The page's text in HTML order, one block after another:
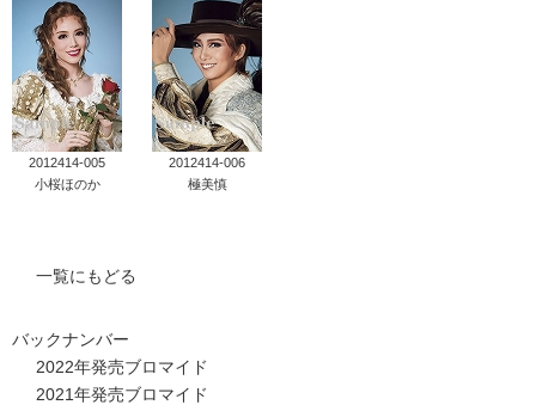
2012414-005
小桜ほのか
2012414-006
極美慎
一覧にもどる
バックナンバー
2022年発売ブロマイド
2021年発売ブロマイド
宝塚クリエイティブアーツ 採用情報
宝塚歌劇公式ホームページ